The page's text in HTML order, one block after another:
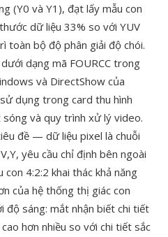
(Y0 và Y1), đạt lấy mẫu con
dữ liệu 33% so với YUV
toàn bộ độ phân giải độ chói.
dạng mã FOURCC trong
và DirectShow của
dụng trong card thu hình
và quy trình xử lý video.
đề — dữ liệu pixel là chuỗi
yêu cầu chỉ định bên ngoài
con 4:2:2 khai thác khả năng
của hệ thống thị giác con
độ sáng: mắt nhận biết chi tiết
hơn nhiều so với chi tiết sắc